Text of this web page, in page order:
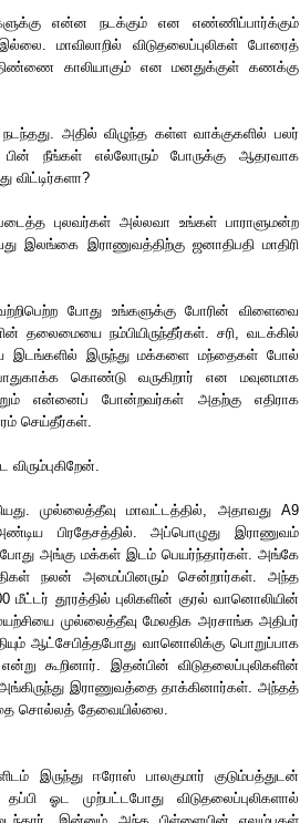
என்ன நடக்கும் என எண்ணிப்பார்க்கும்
மாவிலாறில் விடுதலைப்புலிகள் போரைத்
காலியாகும் என மனதுக்குள் கணக்கு
அதில் விழுந்த கள்ள வாக்குகளில் பலர்
நீங்கள் எல்லோரும் போருக்கு ஆதரவாக
விட்டிர்களா?
படைத்த புலவர்கள் அல்லவா உங்கள் பாராளுமன்ற
இராணுவத்திற்கு ஜனாதிபதி மாதிரி
போது உங்களுக்கு போரின் விளைவை
தலைமையை நம்பியிருந்தீர்கள். சரி, வடக்கில்
இடங்களில் இருந்து மக்களை மந்தைகள் போல்
கொண்டு வருகிறார் என மவுனமாக
என்னைப் போன்றவர்கள் அதற்கு எதிராக
செய்தீர்கள்.
முல்லைத்தீவு மாவட்டத்தில், அதாவது A9
அண்டிய பிரதேசத்தில். அப்பொழுது இராணுவம்
போது அங்கு மக்கள் இடம் பெயர்ந்தார்கள். அங்கே
நலன் அமைப்பினரும் சென்றார்கள். அந்த
தூரத்தில் புலிகளின் குரல் வானொலியின்
முல்லைத்தீவு மேலதிக அரசாங்க அதிபர்
ஆட்சேபித்தபோது வானொலிக்கு பொறுப்பாக
கூறினார். இதன்பின் விடுதலைப்புலிகளின்
அங்கிருந்து இராணுவத்தை தாக்கினார்கள். அந்தத்
சொல்லத் தேவையில்லை.
இருந்து ஈரோஸ் பாலகுமார் குடும்பத்துடன்
ஓட முற்பட்டபோது விடுதலைப்புலிகளால்